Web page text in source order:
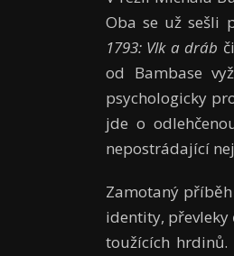
Oba se už sešli
1793: Vlk a dráb
od Bambase
psychologicky
jde o
nepostrádající
Zamotaný
identity,
toužících